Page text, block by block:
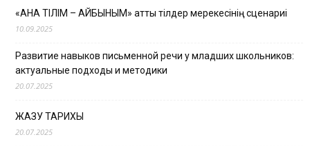
«АНА ТІЛІМ – АЙБЫНЫМ» атты тілдер мерекесінің сценариі
10.09.2025
Развитие навыков письменной речи у младших школьников:
актуальные подходы и методики
20.07.2025
ЖАЗУ ТАРИХЫ
20.07.2025